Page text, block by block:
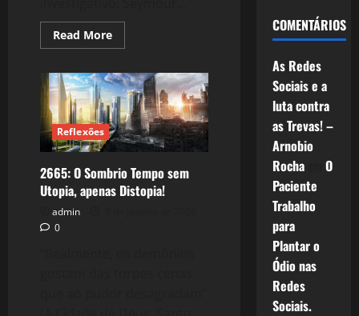
Read MoreRead
more
Seymour
Hersh:
Em
Busca
da
Verdade
(Netflix)
Reflexões
2665: O Sombrio Tempo sem
Utopia, apenas Distopia!
admin
0
COMENTÁRIOS
As Redes
Sociais e a
luta contra
as Trevas! –
Arnobio
Rochaem O
Paciente
Trabalho
para
Plantar o
Ódio nas
Redes
Sociais.